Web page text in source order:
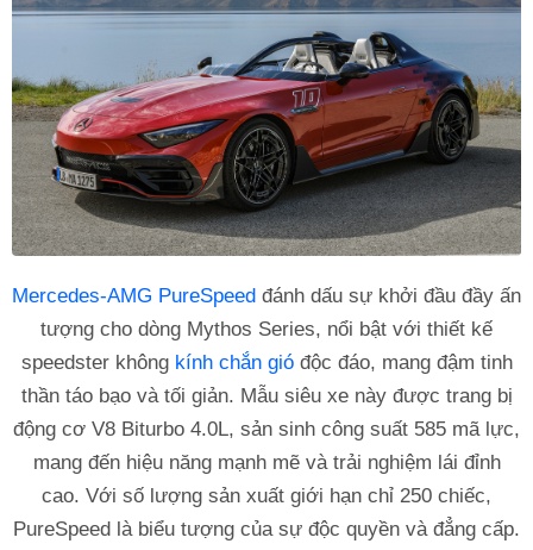
Mercedes-AMG PureSpeed đánh dấu sự khởi đầu đầy ấn
tượng cho dòng Mythos Series, nổi bật với thiết kế
speedster không kính chắn gióđộc đáo, mang đậm tinh
thần táo bạo và tối giản. Mẫu siêu xe này được trang bị
động cơ V8 Biturbo 4.0L, sản sinh công suất 585 mã lực,
mang đến hiệu năng mạnh mẽ và trải nghiệm lái đỉnh
cao. Với số lượng sản xuất giới hạn chỉ 250 chiếc,
PureSpeed là biểu tượng của sự độc quyền và đẳng cấp.